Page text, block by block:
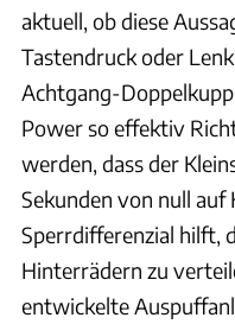
aktuell, ob diese
Tastendruck oder
Achtgang-
Power so effektiv
werden, dass der
Sekunden von null
Sperrdifferenzial hilft,
Hinterrädern zu
entwickelte